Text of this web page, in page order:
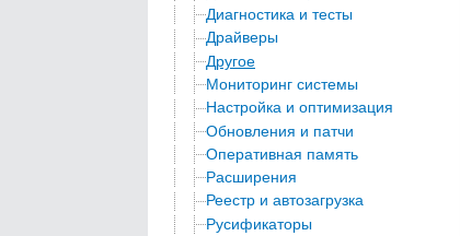
Диагностика и тесты
Драйверы
Другое
Мониторинг системы
Настройка и оптимизация
Обновления и патчи
Оперативная память
Расширения
Реестр и автозагрузка
Русификаторы